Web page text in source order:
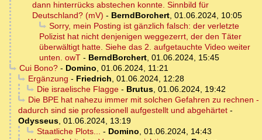
dann hinterrücks abstechen konnte. Sinnbild für
Deutschland? (mV) - BerndBorchert, 01.06.2024, 10:05
Sorry, mein Posting ist gänzlich falsch: der verletzte
Polizist hat nicht denjenigen weggezerrt, der den Täter
überwältigt hatte. Siehe das 2. aufgetauchte Video weiter
unten. owT - BerndBorchert, 01.06.2024, 15:45
Cui Bono?- Domino, 01.06.2024, 11:21
Ergänzung - Friedrich, 01.06.2024, 12:28
Die israelische Flagge- Brutus, 01.06.2024, 19:42
Die BPE hat nahezu immer mit solchen Gefahren zu rechnen -
dadurch sind sie professionell aufgestellt und abgehärtet -
Odysseus, 01.06.2024, 13:19
Staatliche Plots... - Domino, 01.06.2024, 14:43